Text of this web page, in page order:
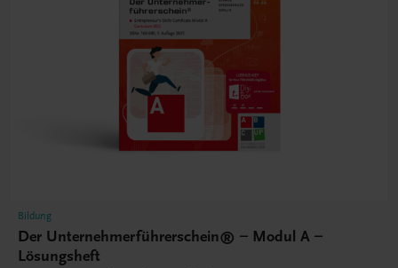
Bildung
Der Unternehmerführerschein® – Modul A –
Lösungsheft